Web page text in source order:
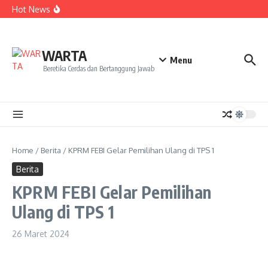
Lewati ke konten
Hot News
ke NCC 4 Bali
Sukseskan Kerja Bakti di Anjungan Melancar
WARTA
Beretika Cerdas dan Bertanggung Jawab
Menu
Home / Berita / KPRM FEBI Gelar Pemilihan Ulang di TPS 1
Berita
KPRM FEBI Gelar Pemilihan
Ulang di TPS 1
26 Maret 2024